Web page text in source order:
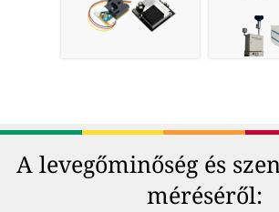
A levegőminőség és
méréséről: